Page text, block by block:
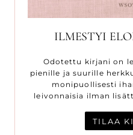
ILMESTYI
Odotettu kirjani on
pienille ja suurille
monipuollisesti
leivonnaisia ilman
TILAA